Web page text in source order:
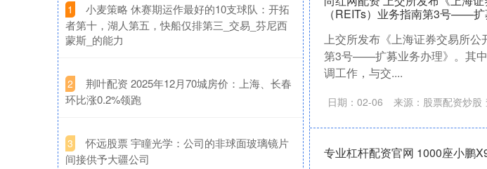
（REITs）业务指南第3号——扩
上交所发布《上海证券交易所
第3号——扩募业务办理》。其
调工作，与交....
日期：02-06 来源：股票配资炒股
专业杠杆配资官网 1000座小鹏
1
​小麦策略 休赛期运作最好的10支球队：开拓
者第十，湖人第五，快船仅排第三_交易_芬尼西
蒙斯_的能力
2
​荆叶配资 2025年12月70城房价：上海、长春
环比涨0.2%领跑
3
​怀远股票 宇瞳光学：公司的非球面玻璃镜片
间接供予大疆公司